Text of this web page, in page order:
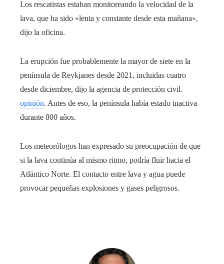
Los rescatistas estaban monitoreando la velocidad de la
lava, que ha sido «lenta y constante desde esta mañana»,
dijo la oficina.
La erupción fue probablemente la mayor de siete en la
península de Reykjanes desde 2021, incluidas cuatro
desde diciembre, dijo la agencia de protección civil.
opinión. Antes de eso, la península había estado inactiva
durante 800 años.
Los meteorólogos han expresado su preocupación de que
si la lava continúa al mismo ritmo, podría fluir hacia el
Atlántico Norte. El contacto entre lava y agua puede
provocar pequeñas explosiones y gases peligrosos.